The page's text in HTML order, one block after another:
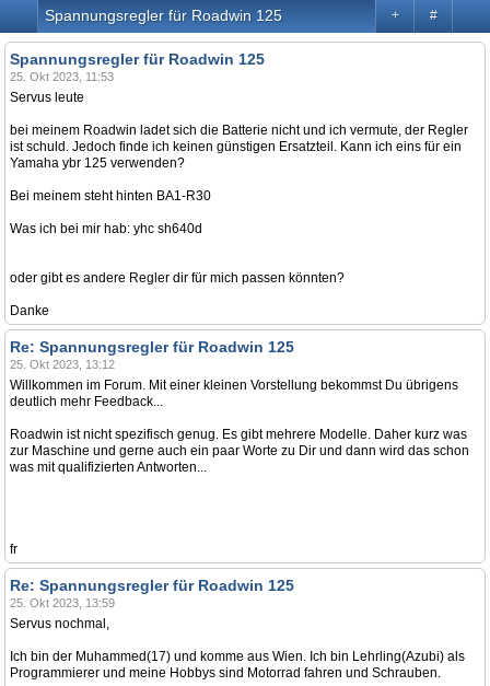
#
+
Spannungsregler für Roadwin 125
Spannungsregler für Roadwin 125
25. Okt 2023, 11:53
Servus leute
bei meinem Roadwin ladet sich die Batterie nicht und ich vermute, der Regler
ist schuld. Jedoch finde ich keinen günstigen Ersatzteil. Kann ich eins für ein
Yamaha ybr 125 verwenden?
Bei meinem steht hinten BA1-R30
Was ich bei mir hab: yhc sh640d
oder gibt es andere Regler dir für mich passen könnten?
Danke
Re: Spannungsregler für Roadwin 125
25. Okt 2023, 13:12
Willkommen im Forum. Mit einer kleinen Vorstellung bekommst Du übrigens
deutlich mehr Feedback...
Roadwin ist nicht spezifisch genug. Es gibt mehrere Modelle. Daher kurz was
zur Maschine und gerne auch ein paar Worte zu Dir und dann wird das schon
was mit qualifizierten Antworten...
fr
Re: Spannungsregler für Roadwin 125
25. Okt 2023, 13:59
Servus nochmal,
Ich bin der Muhammed(17) und komme aus Wien. Ich bin Lehrling(Azubi) als
Programmierer und meine Hobbys sind Motorrad fahren und Schrauben.